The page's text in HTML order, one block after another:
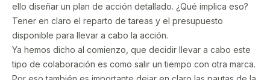
ello diseñar un plan de acción detallado. ¿Qué implica eso?
Tener en claro el reparto de tareas y el presupuesto
disponible para llevar a cabo la acción.
Ya hemos dicho al comienzo, que decidir llevar a cabo este
tipo de colaboración es como salir un tiempo con otra marca.